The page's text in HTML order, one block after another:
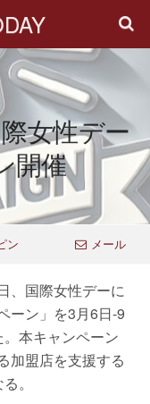
女性デー
開催
ン メール
、国際女性デーに
ーン」を3月6日-9
本キャンペーン
加盟店を支援する
。